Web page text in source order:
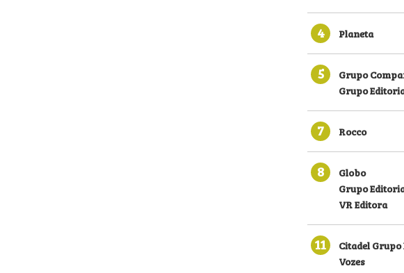
4 Planeta
5
Grupo
Grupo
7 Rocco
8
Globo
Grupo
VR Editora
11
Citadel
Vozes